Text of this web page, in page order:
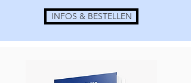
INFOS & BESTELLEN